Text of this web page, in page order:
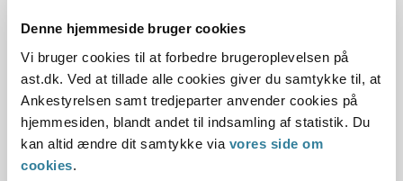
Denne hjemmeside bruger cookies
Vi bruger cookies til at forbedre brugeroplevelsen på
ast.dk. Ved at tillade alle cookies giver du samtykke til, at
Ankestyrelsen samt tredjeparter anvender cookies på
hjemmesiden, blandt andet til indsamling af statistik. Du
kan altid ændre dit samtykke via vores side om
cookies.
Begrundelse for afgørelsen
Dato for underskrift